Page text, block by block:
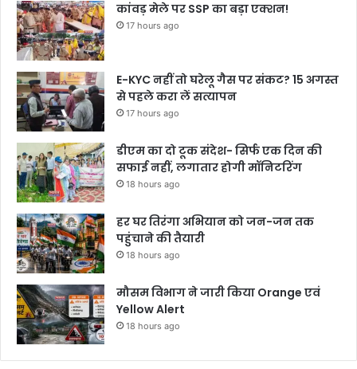
कांवड़ मेले पर SSP का बड़ा एक्शन!
17 hours ago
E-KYC नहीं तो घरेलू गैस पर संकट? 15 अगस्त
से पहले करा लें सत्यापन
17 hours ago
डीएम का दो टूक संदेश- सिर्फ एक दिन की
सफाई नहीं, लगातार होगी मॉनिटरिंग
18 hours ago
हर घर तिरंगा अभियान को जन-जन तक
पहुंचाने की तैयारी
18 hours ago
मौसम विभाग ने जारी किया Orange एवं
Yellow Alert
18 hours ago